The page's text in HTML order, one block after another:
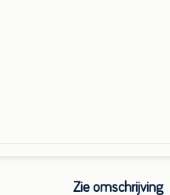
Zie omschrijving